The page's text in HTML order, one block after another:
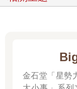
金石堂「星勢